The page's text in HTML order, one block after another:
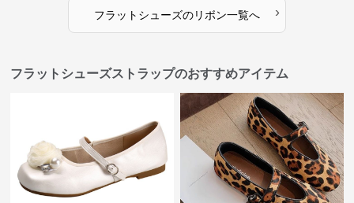
フラットシューズのリボン一覧へ ›
フラットシューズストラップのおすすめアイテム